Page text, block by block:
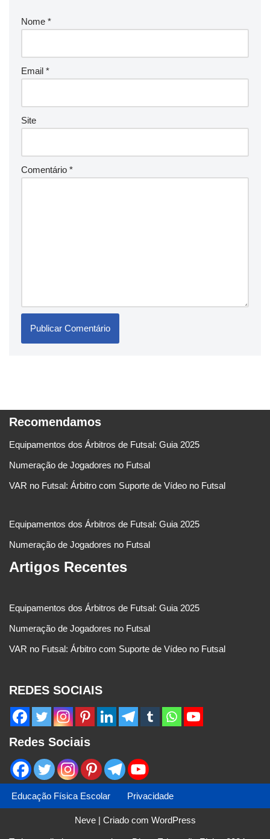
Nome *
Email *
Site
Comentário *
Recomendamos
Equipamentos dos Árbitros de Futsal: Guia 2025
Numeração de Jogadores no Futsal
VAR no Futsal: Árbitro com Suporte de Vídeo no Futsal
Equipamentos dos Árbitros de Futsal: Guia 2025
Numeração de Jogadores no Futsal
Artigos Recentes
Equipamentos dos Árbitros de Futsal: Guia 2025
Numeração de Jogadores no Futsal
VAR no Futsal: Árbitro com Suporte de Vídeo no Futsal
REDES SOCIAIS
Redes Sociais
Educação Física Escolar Privacidade
Neve| Criado com WordPress